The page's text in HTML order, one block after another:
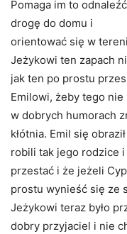
Pomaga im to odnaleźć
drogę do domu i
orientować się w
Jeżykowi ten zapach
jak ten po prostu
Emilowi, żeby tego
w dobrych humorach
kłótnia. Emil się
robili tak jego rodzice i
przestać i że jeżeli
prostu wynieść się ze
Jeżykowi teraz było
dobry przyjaciel i nie